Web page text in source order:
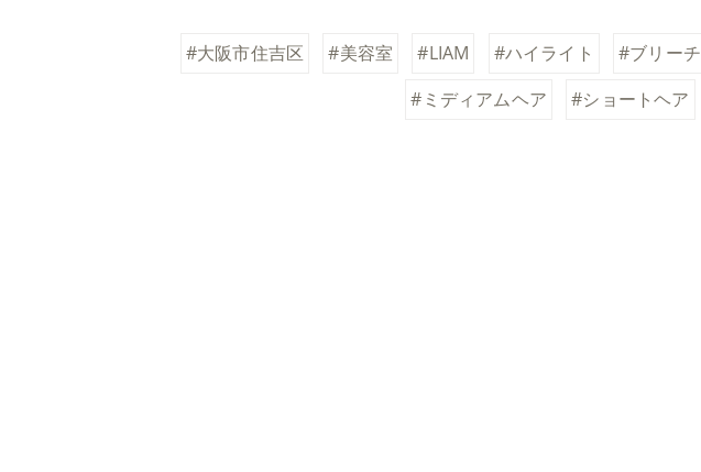
#大阪市住吉区 #美容室 #LIAM #ハイライト #ブリーチ
#ミディアムヘア
#ショートヘア